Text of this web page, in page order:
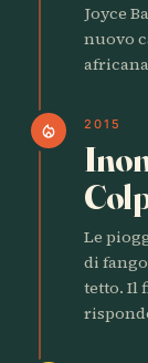
Joyce
nuovo
local_fire_department 2015
Le
di
tetto. Il